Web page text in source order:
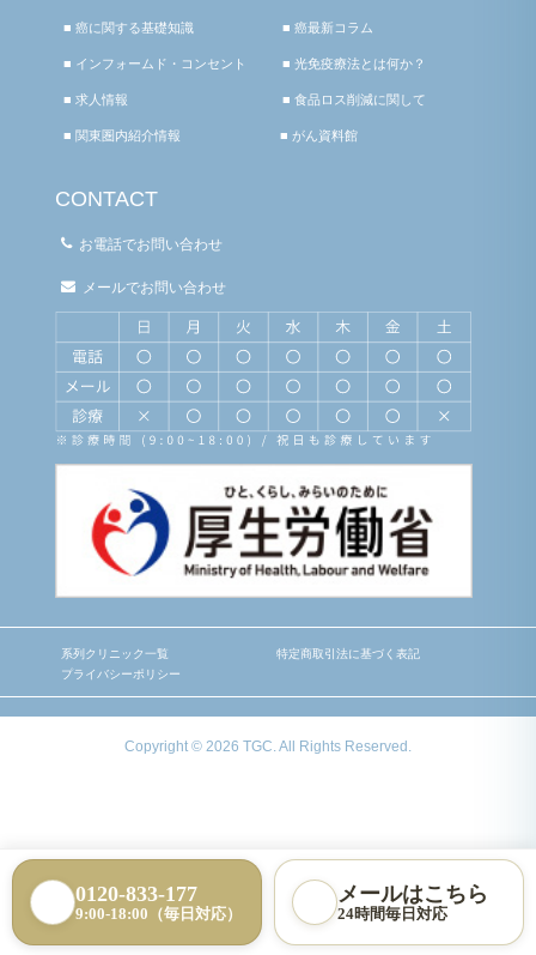
■ 癌に関する基礎知識 ■ 癌最新コラム
■ インフォームド・コンセント ■ 光免疫療法とは何か？
■ 求人情報 ■ 食品ロス削減に関して
■ 関東圏内紹介情報 ■ がん資料館
CONTACT
お電話でお問い合わせ
メールでお問い合わせ
系列クリニック一覧
特定商取引法に基づく表記
プライバシーポリシー
Copyright © 2026 TGC. All Rights Reserved.
0120-833-177
9:00-18:00（毎日対応）
メールはこちら
24時間毎日対応